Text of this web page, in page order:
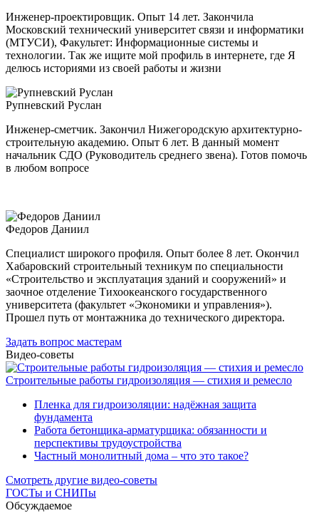
Инженер-проектировщик. Опыт 14 лет. Закончила
Московский технический университет связи и информатики
(МТУСИ), Факультет: Информационные системы и
технологии. Так же ищите мой профиль в интернете, где Я
делюсь историями из своей работы и жизни
Рупневский Руслан
Инженер-сметчик. Закончил Нижегородскую архитектурно-
строительную академию. Опыт 6 лет. В данный момент
начальник СДО (Руководитель среднего звена). Готов помочь
в любом вопросе
Федоров Даниил
Специалист широкого профиля. Опыт более 8 лет. Окончил
Хабаровский строительный техникум по специальности
«Строительство и эксплуатация зданий и сооружений» и
заочное отделение Тихоокеанского государственного
университета (факультет «Экономики и управления»).
Прошел путь от монтажника до технического директора.
Задать вопрос мастерам
Видео-советы
Строительные работы гидроизоляция — стихия и ремесло
Пленка для гидроизоляции: надёжная защита
фундамента
Работа бетонщика-арматурщика: обязанности и
перспективы трудоустройства
Частный монолитный дома – что это такое?
Смотреть другие видео-советы
ГОСТы и СНИПы
Обсуждаемое